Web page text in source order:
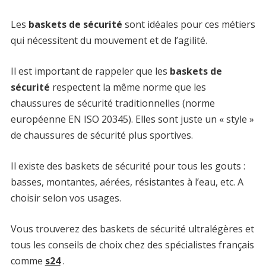
Les baskets de sécurité sont idéales pour ces métiers
qui nécessitent du mouvement et de l’agilité.
Il est important de rappeler que les baskets de
sécurité respectent la même norme que les
chaussures de sécurité traditionnelles (norme
européenne EN ISO 20345). Elles sont juste un « style »
de chaussures de sécurité plus sportives.
Il existe des baskets de sécurité pour tous les gouts :
basses, montantes, aérées, résistantes à l’eau, etc. A
choisir selon vos usages.
Vous trouverez des baskets de sécurité ultralégères et
tous les conseils de choix chez des spécialistes français
comme s24.